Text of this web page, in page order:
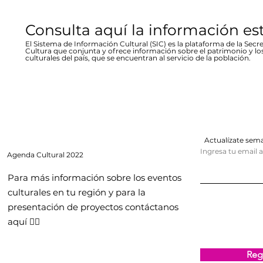
Consulta aquí la información
El Sistema de Información Cultural (SIC) es la plataforma de la
Cultura que conjunta y ofrece información sobre el patrimonio y
culturales del país, que se encuentran al servicio de la población.
Agenda Cultural 2022
Para más información sobre los eventos
culturales en tu región y para la
presentación de proyectos contáctanos
aquí 👇🏻
Actualízate
Ingresa tu email